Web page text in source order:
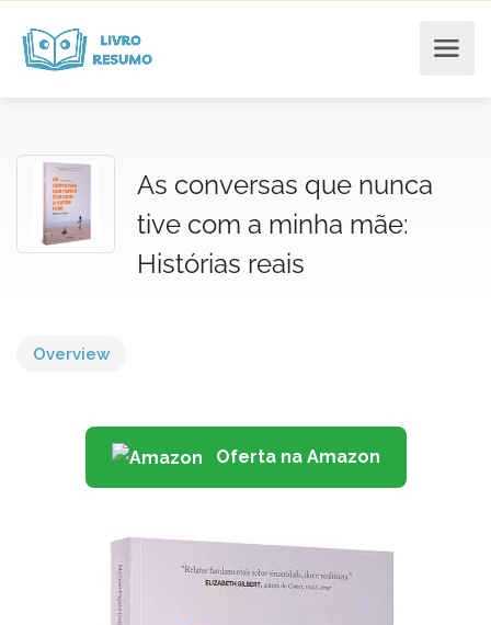
As conversas que nunca
tive com a minha mãe:
Histórias reais
Overview
Oferta na Amazon